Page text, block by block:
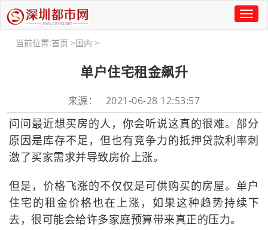
Toggle
当前位置:首页 >国内 >
单户住宅租金飙升
来源： 2021-06-28 12:53:57
问问最近想买房的人，你会听说这真的很难。部分
原因是库存不足，但也有竞争力的抵押贷款利率刺
激了买家需求并导致房价上涨。
但是，价格飞涨的不仅仅是可供购买的房屋。单户
住宅的租金价格也在上涨，如果这种趋势持续下
去，很可能会给许多家庭预算带来真正的压力。